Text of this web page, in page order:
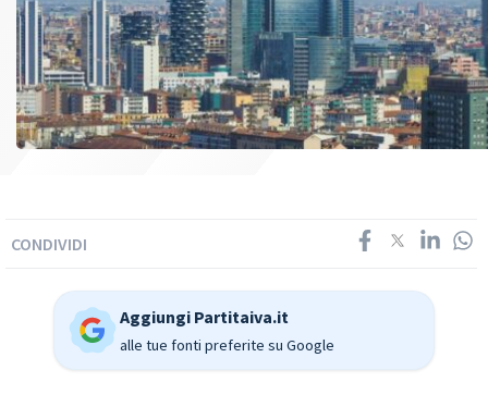
CONDIVIDI
Aggiungi Partitaiva.it
alle tue fonti preferite su Google